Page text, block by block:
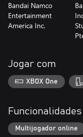
- Aeronave jogável: F/
A última variante de
seu apelido é "Super
Esta aeronave
Inclui 6 skins (incluindo
- Aeronave jogável: F/
Uma aeronave especial
Esta aeronave também
Inclui 6 skins (incluindo
Bandai Namco
Entertainment
America Inc.
Jogar com
XBOX One
Funcionalidades
Multijogador online